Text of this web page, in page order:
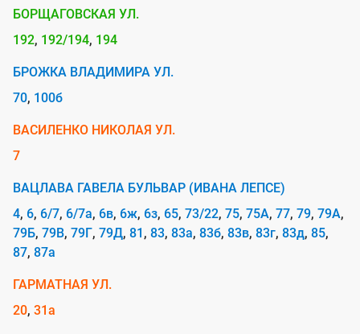
е
н
и
я
к
с
е
т
и
И
н
БОРЩАГОВСКАЯ УЛ.
192 192/194 194
БРОЖКА ВЛАДИМИРА УЛ.
70 100б
ВАСИЛЕНКО НИКОЛАЯ УЛ.
7
ВАЦЛАВА ГАВЕЛА БУЛЬВАР (ИВАНА ЛЕПСЕ)
4 6 6/7 6/7а 6в 6ж 6з 65 73/22 75 75А 77 79 79А
79Б 79В 79Г 79Д 81 83 83а 83б 83в 83г 83д 85
87 87а
ГАРМАТНАЯ УЛ.
20 31а